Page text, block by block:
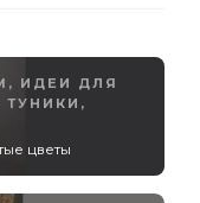
, ИДЕИ ДЛЯ
ТУНИКИ,
цветы